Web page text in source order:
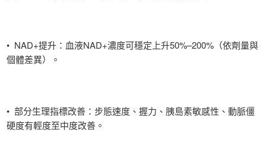
• NAD+提升：血液NAD+濃度可穩定上升50%–200%（依劑量與
個體差異）。
• 部分生理指標改善：步態速度、握力、胰島素敏感性、動脈僵
硬度有輕度至中度改善。